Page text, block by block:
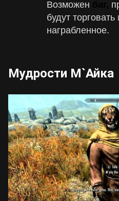
Возможен
будут
награбленное.
Мудрости М`Айка